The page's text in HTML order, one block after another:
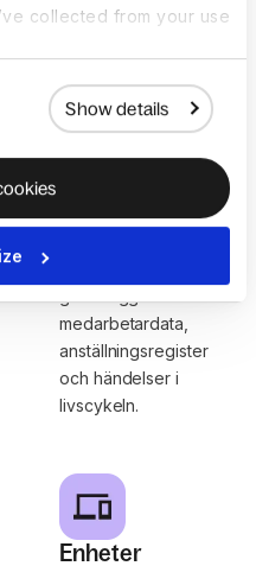
collected from your use
Show details
arbetstagare.
medarbetardata,
anställningsregister
och händelser i
livscykeln.
Enheter